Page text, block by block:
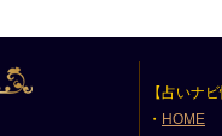
【占いナ
・ HOME